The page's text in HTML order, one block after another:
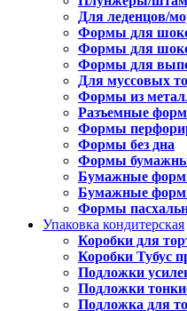
Для леденцов/
Формы для
Формы для
Формы для
Для муссовых
Формы из
Разъемные
Формы
Формы без дна
Формы
Бумажные
Бумажные
Формы
Упаковка кондитерская
Коробки для
Коробки Тубус
Подложки
Подложки
Подложка для